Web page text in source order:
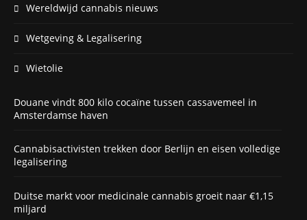
Wereldwijd cannabis nieuws
Wetgeving & Legalisering
Wietolie
Douane vindt 800 kilo cocaïne tussen cassavemeel in
Amsterdamse haven
Cannabisactivisten trekken door Berlijn en eisen volledige
legalisering
Duitse markt voor medicinale cannabis groeit naar €1,15
miljard